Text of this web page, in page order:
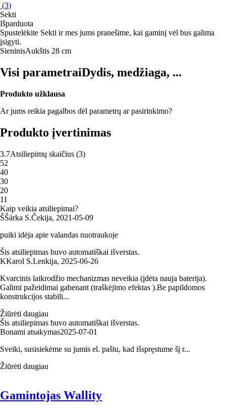
(3)
Sekti
Išparduota
Spustelėkite Sekti ir mes jums pranešime, kai gaminį vėl bus galima
įsigyti.
SieninisAukštis 28 cm
Visi parametraiDydis, medžiaga, ...
Produkto užklausa
Ar jums reikia pagalbos dėl parametrų ar pasirinkimo?
Produkto įvertinimas
3.7Atsiliepimų skaičius (3)
52
40
30
20
11
Kaip veikia atsiliepimai?
ŠŠárka S.Čekija, 2021‑05‑09
puiki idėja apie valandas nuotraukoje
Šis atsiliepimas buvo automatiškai išverstas.
KKarol S.Lenkija, 2025‑06‑26
Kvarcinis laikrodžio mechanizmas neveikia (įdėta nauja baterija).
Galimi pažeidimai gabenant (traškėjimo efektas ).Be papildomos
konstrukcijos stabili...
Žiūrėti daugiau
Šis atsiliepimas buvo automatiškai išverstas.
Bonami atsakymas2025‑07‑01
Sveiki, susisiekėme su jumis el. paštu, kad išspręstume šį r...
Žiūrėti daugiau
Gamintojas Wallity